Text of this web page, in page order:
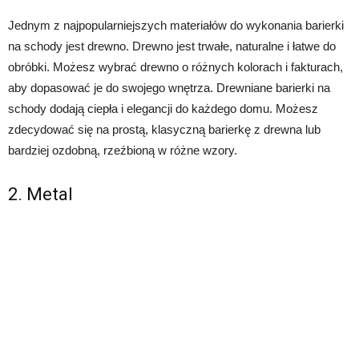
Jednym z najpopularniejszych materiałów do wykonania barierki
na schody jest drewno. Drewno jest trwałe, naturalne i łatwe do
obróbki. Możesz wybrać drewno o różnych kolorach i fakturach,
aby dopasować je do swojego wnętrza. Drewniane barierki na
schody dodają ciepła i elegancji do każdego domu. Możesz
zdecydować się na prostą, klasyczną barierkę z drewna lub
bardziej ozdobną, rzeźbioną w różne wzory.
2. Metal